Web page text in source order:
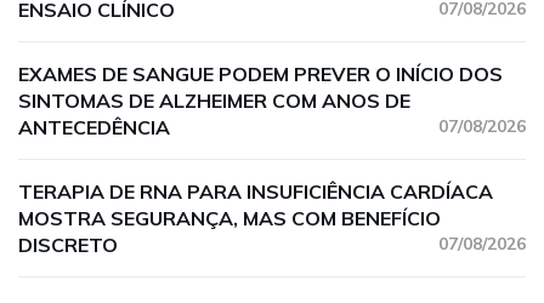
ENSAIO CLÍNICO
07/08/2026
EXAMES DE SANGUE PODEM PREVER O INÍCIO DOS
SINTOMAS DE ALZHEIMER COM ANOS DE
ANTECEDÊNCIA
07/08/2026
TERAPIA DE RNA PARA INSUFICIÊNCIA CARDÍACA
MOSTRA SEGURANÇA, MAS COM BENEFÍCIO
DISCRETO
07/08/2026